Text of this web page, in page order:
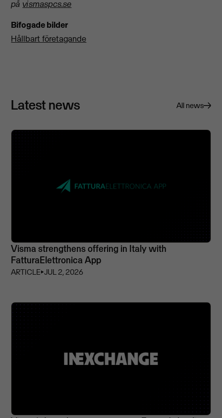
på vismaspcs.se
Bifogade bilder
Hållbart företagande
Latest news All news
Visma strengthens offering in Italy with
FatturaElettronica App
ARTICLE⏵JUL 2, 2026